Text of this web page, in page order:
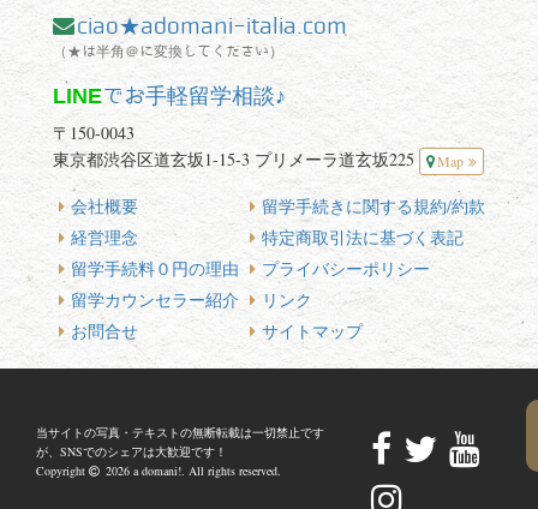
ciao★adomani-italia.com
（★は半角＠に変換してください）
LINEでお手軽留学相談♪
〒150-0043
東京都渋谷区道玄坂1-15-3 プリメーラ道玄坂225
Map
会社概要
経営理念
留学手続料０円の理由
留学カウンセラー紹介
お問合せ
留学手続きに関する規約/約款
特定商取引法に基づく表記
プライバシーポリシー
リンク
サイトマップ
当サイトの写真・テキストの無断転載は一切禁止です
が、SNSでのシェアは大歓迎です！
Copyright
2026 a domani!. All rights reserved.